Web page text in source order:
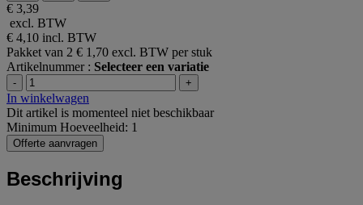
€ 3,39
excl. BTW
€ 4,10 incl. BTW
Pakket van 2 € 1,70 excl. BTW per stuk
Artikelnummer : Selecteer een variatie
- +
In winkelwagen
Dit artikel is momenteel niet beschikbaar
Minimum Hoeveelheid: 1
Offerte aanvragen
Beschrijving